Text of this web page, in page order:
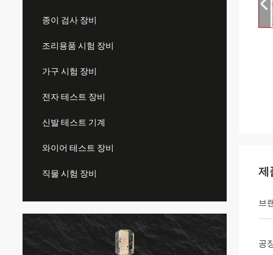
종이 검사 장비
조리용품 시험 장비
가구 시험 장비
전자 테스트 장비
신발 테스트 기계
와이어 테스트 장비
직물 시험 장비 제
브
공